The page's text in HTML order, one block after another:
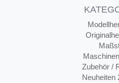
Zubehör /
Neuheiten